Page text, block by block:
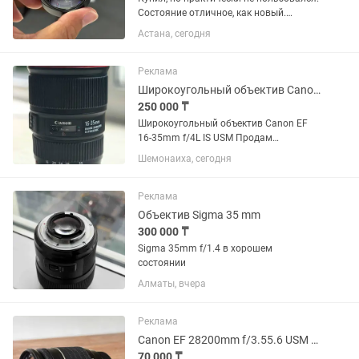
Состояние отличное, как новый.
Идеально подходит для макросъемки:
цветы, насекомые, украшения,
фокусировка на расстоянии...
Астана, сегодня
Реклама
Широкоугольный объектив Canon EF 16-35mm f/4L IS USM
250 000 ₸
Широкоугольный объектив Canon EF
16-35mm f/4L IS USM Продам
широкоугольный объектив Canon
серии L в отличном состоянии. Canon
использовался, с момента покупки 1
год.
Шемонаиха, сегодня
Реклама
Объектив Sigma 35 mm
300 000 ₸
Sigma 35mm f/1.4 в хорошем
состоянии
Алматы, вчера
Реклама
Canon EF 28200mm f/3.55.6 USM универсальный зум